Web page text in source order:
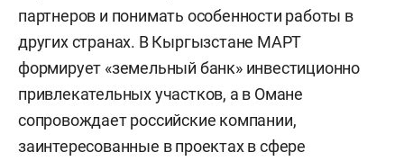
партнеров и понимать особенности работы в
других странах. В Кыргызстане МАРТ
формирует «земельный банк» инвестиционно
привлекательных участков, а в Омане
сопровождает российские компании,
заинтересованные в проектах в сфере